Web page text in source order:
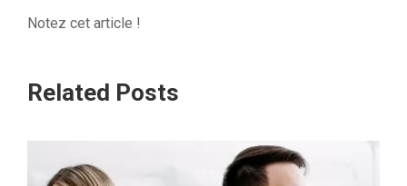
Notez cet article !
Related Posts